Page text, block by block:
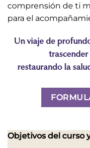
comprensión de ti
para el
Un viaje de
restaurando la
Objetivos del curso